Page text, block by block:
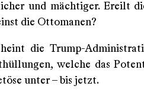
und mächtiger. Ereilt
die Ottomanen?
die Trump-
welche das
unter – bis jetzt.